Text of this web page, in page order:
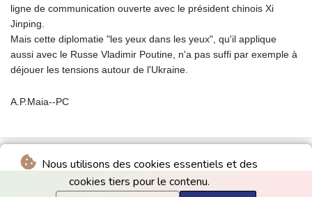
Nous utilisons des cookies essentiels et des
cookies tiers pour le contenu.
ligne de communication ouverte avec le président chinois Xi
Jinping.
Mais cette diplomatie "les yeux dans les yeux", qu'il applique
aussi avec le Russe Vladimir Poutine, n'a pas suffi par exemple à
déjouer les tensions autour de l'Ukraine.
A.P.Maia--PC